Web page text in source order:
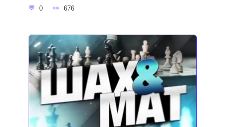
0 676